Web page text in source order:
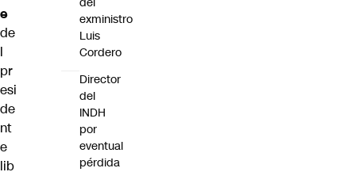
e
de
l
pr
esi
de
nt
e
lib
exministro
Luis
Cordero
Director
del
INDH
por
eventual
pérdida